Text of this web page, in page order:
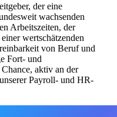
der eine
wachsenden
Arbeitszeiten, der
wertschätzenden
von Beruf und
Fort- und
aktiv an der
Payroll- und HR-